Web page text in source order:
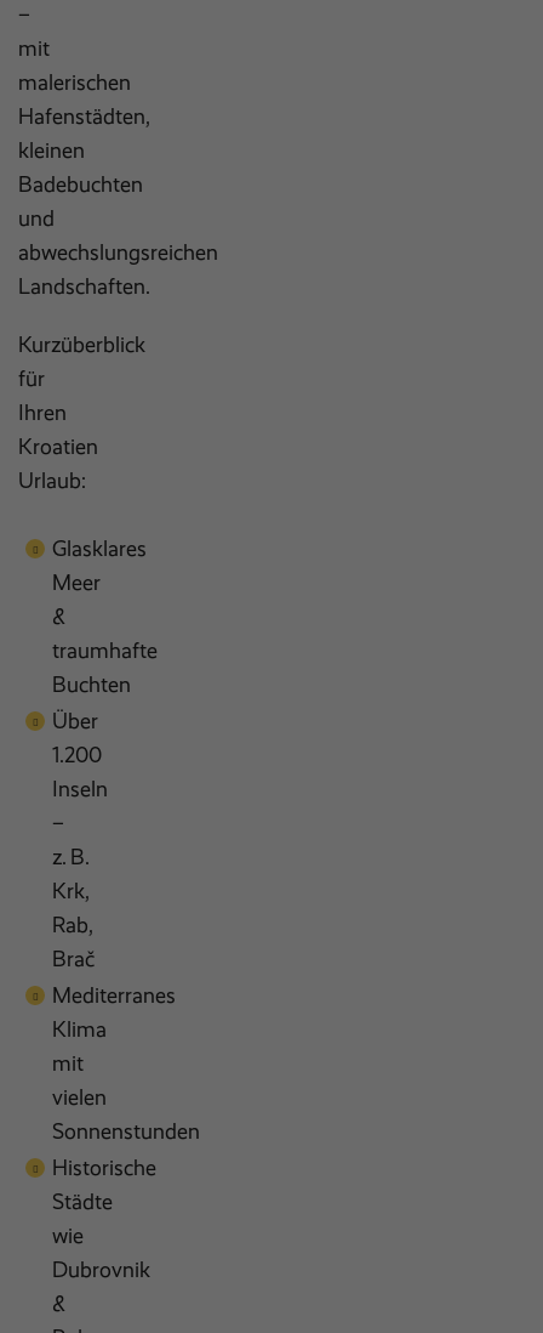
–
mit
malerischen
Hafenstädten,
kleinen
Badebuchten
und
abwechslungsreichen
Landschaften.
Kurzüberblick
für
Ihren
Kroatien
Urlaub:
Glasklares
Meer
&
traumhafte
Buchten
Über
1.200
Inseln
–
z. B.
Krk,
Rab,
Brač
Mediterranes
Klima
mit
vielen
Sonnenstunden
Historische
Städte
wie
Dubrovnik
&